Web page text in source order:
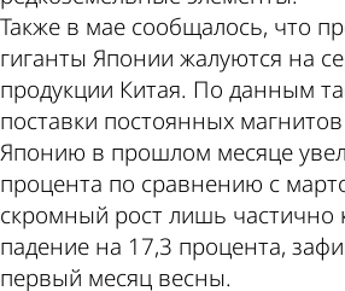
Также в мае сообщалось, что
гиганты Японии жалуются на
продукции Китая. По данным
поставки постоянных
Японию в прошлом месяце
процента по сравнению с
скромный рост лишь частично
падение на 17,3 процента,
первый месяц весны.